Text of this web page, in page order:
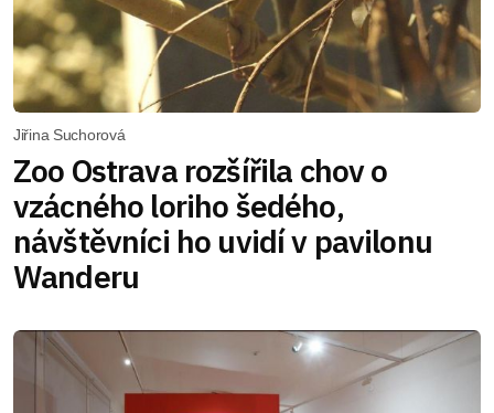
Jiřina Suchorová
Zoo Ostrava rozšířila chov o
vzácného loriho šedého,
návštěvníci ho uvidí v pavilonu
Wanderu